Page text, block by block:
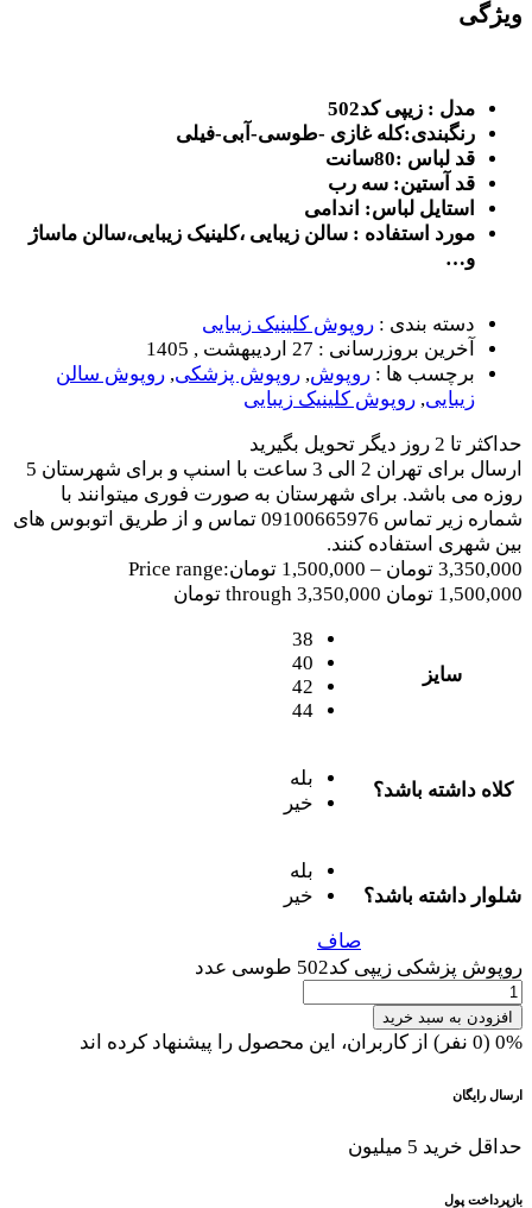
ویژگی
مدل : زیپی کد502
رنگبندی:کله غازی -طوسی-آبی-فیلی
قد لباس :80سانت
قد آستین: سه رب
استایل لباس: اندامی
مورد استفاده : سالن زیبایی ،کلینیک زیبایی،سالن ماساژ
و…
دسته بندی : روپوش کلینیک زیبایی
آخرین بروزرسانی : 27 اردیبهشت , 1405
برچسب ها : روپوش, روپوش پزشکی, روپوش سالن
زیبایی, روپوش کلینیک زیبایی
حداکثر تا 2 روز دیگر تحویل بگیرید
ارسال برای تهران 2 الی 3 ساعت با اسنپ و برای شهرستان 5
روزه می باشد. برای شهرستان به صورت فوری میتوانند با
شماره زیر تماس 09100665976 تماس و از طریق اتوبوس های
بین شهری استفاده کنند.
3,350,000 تومان –
1,500,000 تومانPrice range:
1,500,000 تومان through 3,350,000 تومان
سایز
38
40
42
44
کلاه داشته باشد؟
بله
خیر
شلوار داشته باشد؟
بله
خیر
صاف
روپوش پزشکی زیپی کد502 طوسی عدد
افزودن به سبد خرید
0% (0 نفر) از کاربران، این محصول را پیشنهاد کرده اند
ارسال رایگان
حداقل خرید 5 میلیون
بازپرداخت پول